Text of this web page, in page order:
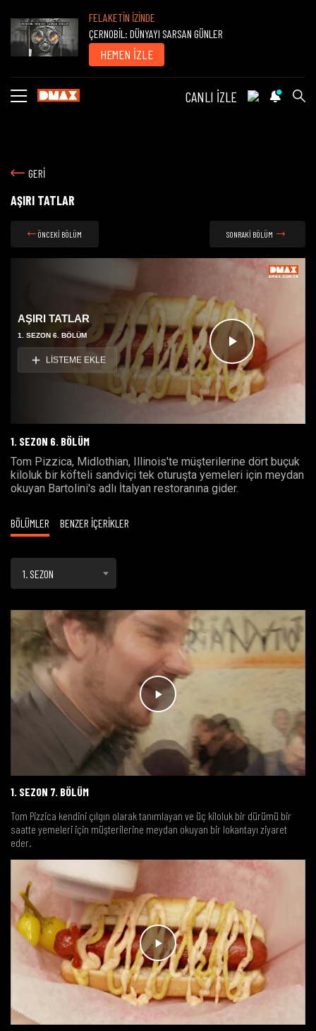
FELAKETİN İZİNDE
ÇERNOBİL: DÜNYAYI SARSAN GÜNLER
HEMEN İZLE
CANLI İZLE
GERİ
AŞIRI TATLAR
ÖNCEKİ BÖLÜM SONRAKİ BÖLÜM
Videoyu
Oynat
AŞIRI TATLAR
1. SEZON 6. BÖLÜM
LİSTEME EKLE
1. SEZON 6. BÖLÜM
Tom Pizzica, Midlothian, Illinois'te müşterilerine dört buçuk
kiloluk bir köfteli sandviçi tek oturuşta yemeleri için meydan
okuyan Bartolini's adlı İtalyan restoranına gider.
BÖLÜMLER BENZER İÇERİKLER
1. SEZON
1. SEZON 7. BÖLÜM
Tom Pizzica kendini çılgın olarak tanımlayan ve üç kiloluk bir dürümü bir
saatte yemeleri için müşterilerine meydan okuyan bir lokantayı ziyaret
eder.